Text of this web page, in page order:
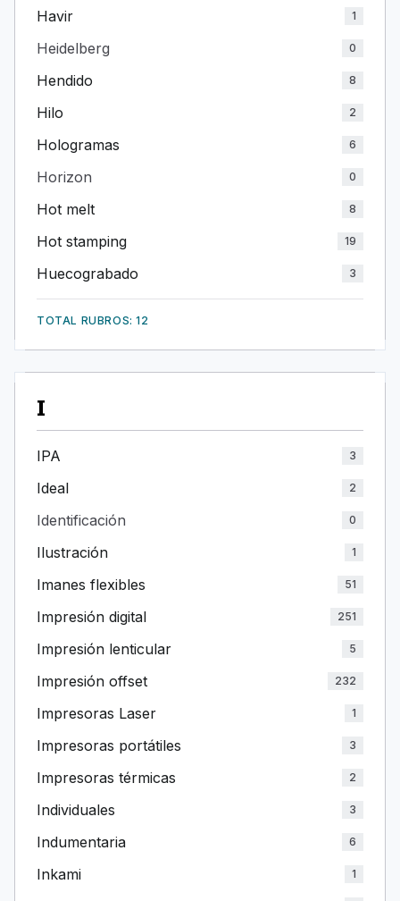
Havir 1
Heidelberg 0
Hendido 8
Hilo 2
Hologramas 6
Horizon 0
Hot melt 8
Hot stamping 19
Huecograbado 3
TOTAL RUBROS: 12
I
IPA 3
Ideal 2
Identificación 0
Ilustración 1
Imanes flexibles 51
Impresión digital 251
Impresión lenticular 5
Impresión offset 232
Impresoras Laser 1
Impresoras portátiles 3
Impresoras térmicas 2
Individuales 3
Indumentaria 6
Inkami 1